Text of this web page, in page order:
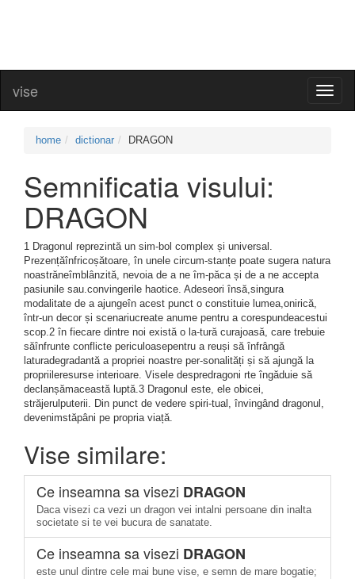
vise
home dictionar DRAGON
Semnificatia visului:
DRAGON
1 Dragonul reprezintă un sim-bol complex și universal.
Prezențăînfricoșătoare, în unele circum-stanțe poate sugera natura
noastrăneîmblânzită, nevoia de a ne îm-păca și de a ne accepta
pasiunile sau.convingerile haotice. Adeseori însă,singura
modalitate de a ajungeîn acest punct o constituie lumea,onirică,
într-un decor și scenariucreate anume pentru a corespundeacestui
scop.2 în fiecare dintre noi există o la-tură curajoasă, care trebuie
săînfrunte conflicte periculoasepentru a reuși să înfrângă
laturadegradantă a propriei noastre per-sonalități și să ajungă la
propriileresurse interioare. Visele despredragoni rte îngăduie să
declanșămaceastă luptă.3 Dragonul este, ele obicei,
străjerulputerii. Din punct de vedere spiri-tual, învingând dragonul,
devenimstăpâni pe propria viață.
Vise similare:
Ce inseamna sa visezi DRAGON
Daca visezi ca vezi un dragon vei intalni persoane din inalta
societate si te vei bucura de sanatate.
Ce inseamna sa visezi DRAGON
este unul dintre cele mai bune vise, e semn de mare bogatie;